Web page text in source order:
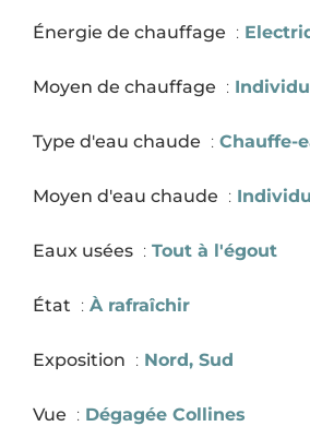
Énergie de chauffage
Moyen de chauffage
Type d'eau chaude Chauffe-
Moyen d'eau chaude
Eaux usées Tout à l'égout
État À rafraîchir
Exposition Nord, Sud
Vue Dégagée Collines